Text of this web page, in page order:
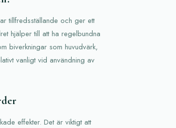
tillfredsställande och ger ett
hjälper till att ha regelbundna
biverkningar som huvudvärk,
vanligt vid användning av
effekter. Det är viktigt att